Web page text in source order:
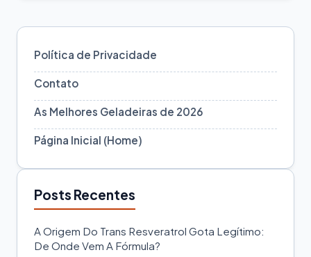
Política de Privacidade
Contato
As Melhores Geladeiras de 2026
Página Inicial (Home)
Posts Recentes
A Origem Do Trans Resveratrol Gota Legítimo:
De Onde Vem A Fórmula?